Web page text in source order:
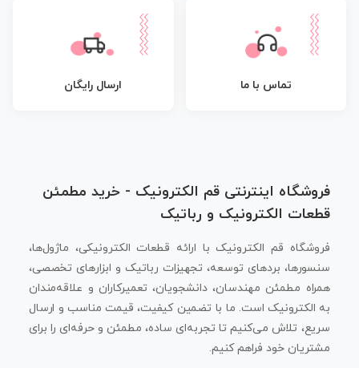
تماس با ما ارسال رایگان
فروشگاه اینترنتی قم الکترونیک - خرید مطمئن
قطعات الکترونیک و رباتیک
فروشگاه قم الکترونیک با ارائه قطعات الکترونیکی، ماژول‌ها،
سنسورها، بردهای توسعه، تجهیزات رباتیک و ابزارهای تخصصی،
همراه مطمئن مهندسان، دانشجویان، تعمیرکاران و علاقه‌مندان
به الکترونیک است. ما با تضمین کیفیت، قیمت مناسب و ارسال
سریع، تلاش می‌کنیم تا تجربه‌ای ساده، مطمئن و حرفه‌ای را برای
مشتریان خود فراهم کنیم.